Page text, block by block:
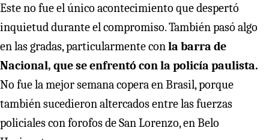
Este no fue el único acontecimiento que despertó
inquietud durante el compromiso. También pasó algo
en las gradas, particularmente conla barra de
Nacional, que se enfrentó con la policía paulista.
No fue la mejor semana copera en Brasil, porque
también sucedieron altercados entre las fuerzas
policiales con forofos de San Lorenzo, en Belo